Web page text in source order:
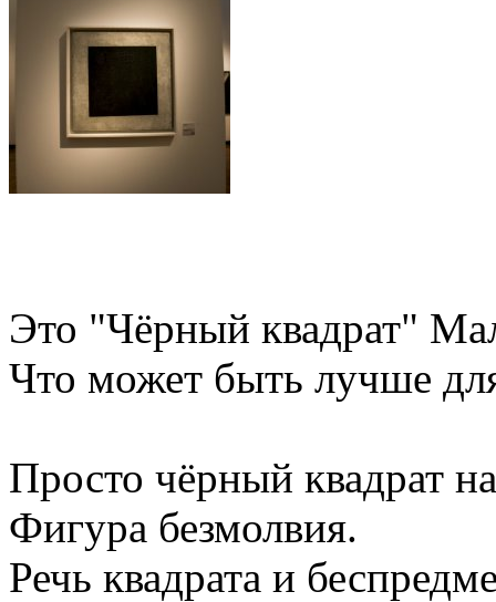
Это "Чёрный квадрат"
Что может быть лучше
Просто чёрный квадрат
Фигура безмолвия.
Речь квадрата и